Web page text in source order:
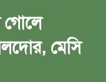
গোলে
মেসি